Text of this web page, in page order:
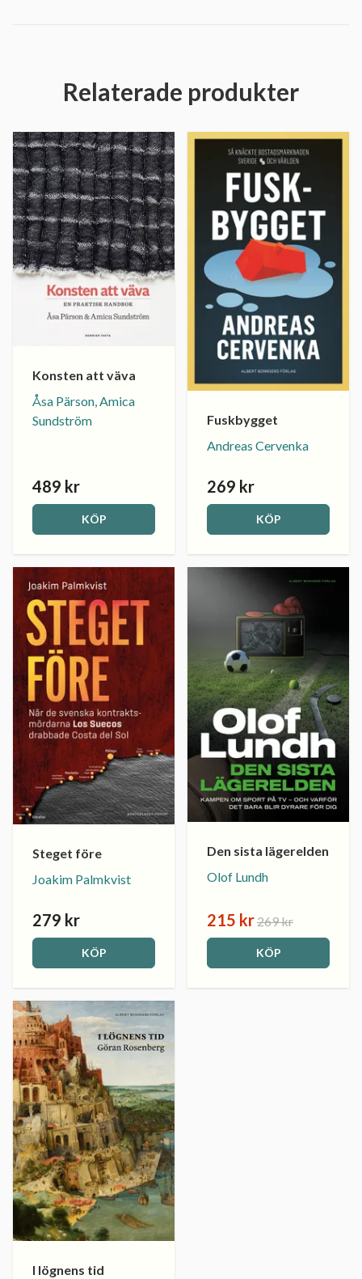
Relaterade produkter
Konsten att väva
Åsa Pärson, Amica
Sundström
489 kr
KÖP
Fuskbygget
Andreas Cervenka
269 kr
KÖP
Steget före
Joakim Palmkvist
279 kr
KÖP
Den sista lägerelden
Olof Lundh
215 kr269 kr
KÖP
I lögnens tid